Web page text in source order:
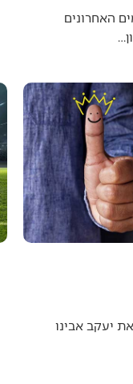
האחרונים
יעקב אבינו